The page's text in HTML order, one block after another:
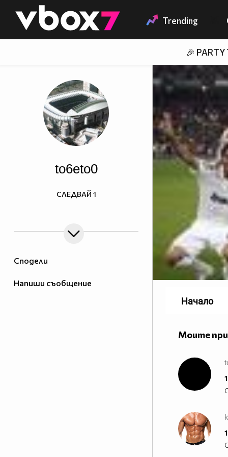
👾 Trending
🎉 PARTY
Сподели
Напиши съобщение
to6eto0
СЛЕДВАЙ 1
Моите
Начало